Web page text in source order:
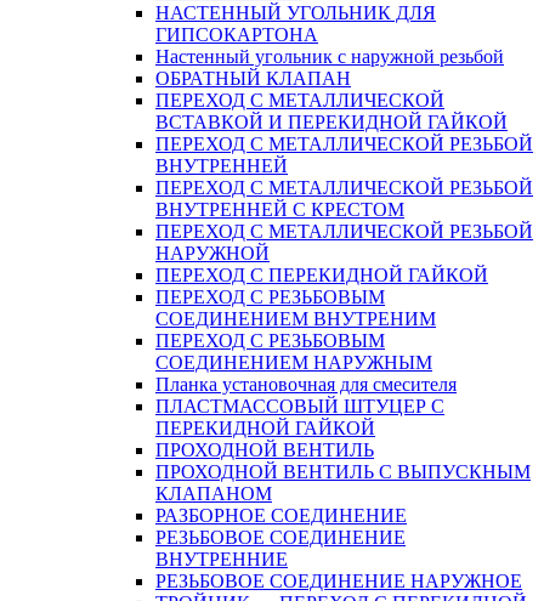
НАСТЕННЫЙ УГОЛЬНИК ДЛЯ
ГИПСОКАРТОНА
Настенный угольник с наружной резьбой
ОБРАТНЫЙ КЛАПАН
ПЕРЕХОД С МЕТАЛЛИЧЕСКОЙ
ВСТАВКОЙ И ПЕРЕКИДНОЙ ГАЙКОЙ
ПЕРЕХОД С МЕТАЛЛИЧЕСКОЙ РЕЗЬБОЙ
ВНУТРЕННЕЙ
ПЕРЕХОД С МЕТАЛЛИЧЕСКОЙ РЕЗЬБОЙ
ВНУТРЕННЕЙ С КРЕСТОМ
ПЕРЕХОД С МЕТАЛЛИЧЕСКОЙ РЕЗЬБОЙ
НАРУЖНОЙ
ПЕРЕХОД С ПЕРЕКИДНОЙ ГАЙКОЙ
ПЕРЕХОД С РЕЗЬБОВЫМ
СОЕДИНЕНИЕМ ВНУТРЕНИМ
ПЕРЕХОД С РЕЗЬБОВЫМ
СОЕДИНЕНИЕМ НАРУЖНЫМ
Планка установочная для смесителя
ПЛАСТМАССОВЫЙ ШТУЦЕР С
ПЕРЕКИДНОЙ ГАЙКОЙ
ПРОХОДНОЙ ВЕНТИЛЬ
ПРОХОДНОЙ ВЕНТИЛЬ С ВЫПУСКНЫМ
КЛАПАНОМ
РАЗБОРНОЕ СОЕДИНЕНИЕ
РЕЗЬБОВОЕ СОЕДИНЕНИЕ
ВНУТРЕННИЕ
РЕЗЬБОВОЕ СОЕДИНЕНИЕ НАРУЖНОЕ